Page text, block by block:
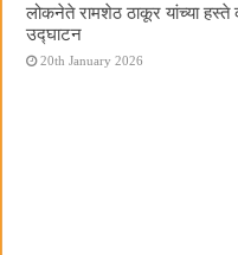
लोकनेते रामशेठ ठाकूर यांच्या
उद्घाटन
20th January 2026